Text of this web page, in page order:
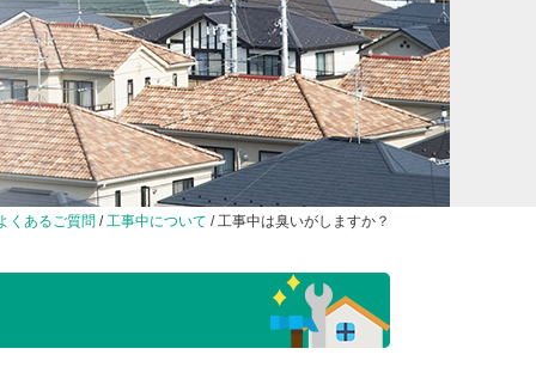
くあるご質問 /工事中について /工事中は臭いがしますか？